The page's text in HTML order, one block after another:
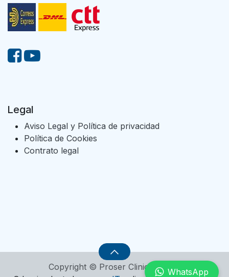
Legal
Aviso Legal y Política de privacidad
Política de Cookies
Contrato legal
WhatsApp
Copyright © Proser Clinic, S.L.U.